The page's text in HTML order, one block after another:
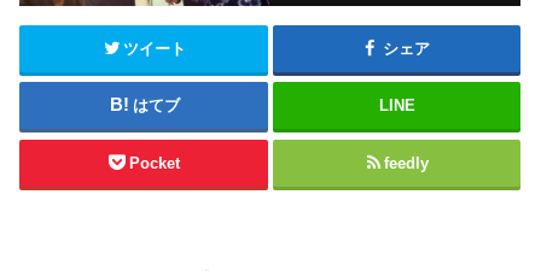
ツイート シェア
はてブ LINE
Pocket feedly